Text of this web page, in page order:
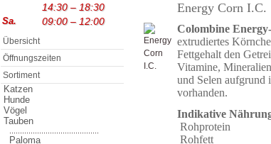
14:30 – 18:30
Sa. 09:00 – 12:00
Übersicht
Öffnungszeiten
Sortiment
Katzen
Hunde
Vögel
Tauben
Paloma
Energy Corn I.C.
Colombine
extrudiertes
Fettgehalt den
Vitamine,
und Selen aufgrund
vorhanden.
Indikative
Rohprotein
Rohfett